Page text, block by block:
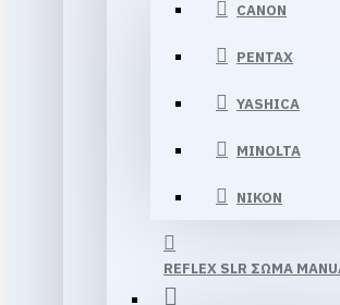
CANON
PENTAX
YASHICA
MINOLTA
NIKON
REFLEX SLR ΣΩΜΑ